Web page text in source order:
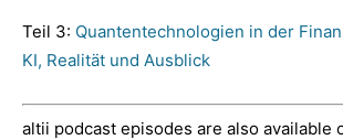
Teil 3: Quantentechnologien in der
KI, Realität und Ausblick
altii podcast episodes are also available